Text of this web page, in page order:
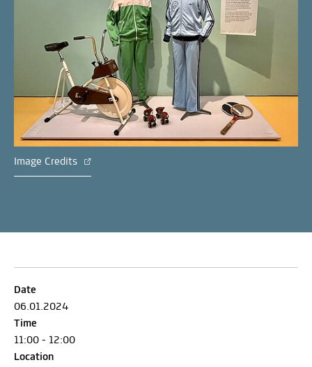
Image Credits
Date
06.01.2024
Time
11:00 - 12:00
Location